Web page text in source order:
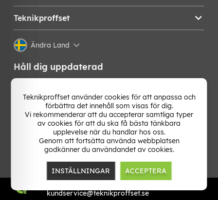
Teknikproffset
Ändra Land
Håll dig uppdaterad
bästa tipsen från oss direkt i din mejlkorg. Signa upp på
vårt nyhetsbrev!
kundservice@teknikproffset.se
Teknikproffset använder cookies för att anpassa och
förbättra det innehåll som visas för dig.
Vi rekommenderar att du accepterar samtliga typer
av cookies för att du ska få bästa tänkbara
upplevelse när du handlar hos oss.
Genom att fortsätta använda webbplatsen
godkänner du användandet av cookies.
INSTÄLLNINGAR ACCEPTERA